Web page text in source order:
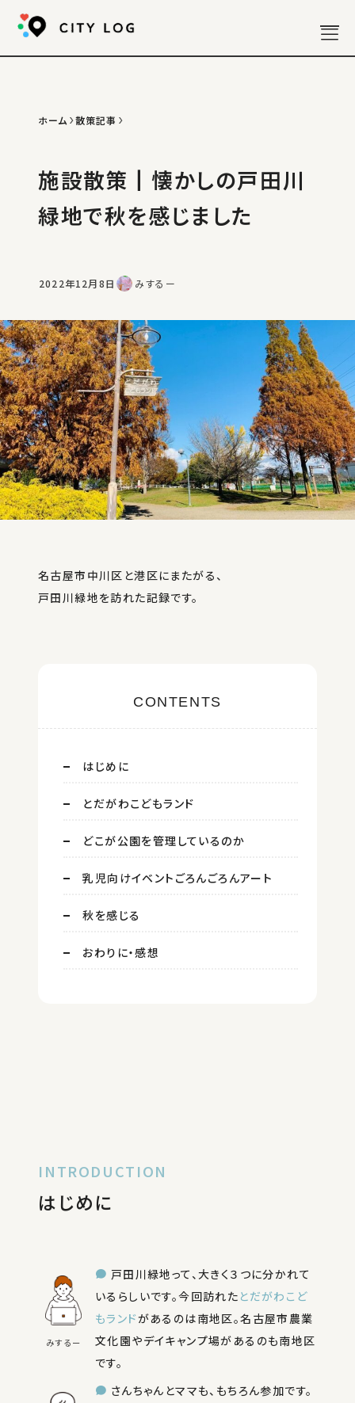
散策記事
政策記事
雑記
Twitter Instagram
ホーム 散策記事
施設散策┃懐かしの戸田川
緑地で秋を感じました
2022年12月8日 みするー
名古屋市中川区と港区にまたがる、
戸田川緑地を訪れた記録です。
CONTENTS
はじめに
とだがわこどもランド
どこが公園を管理しているのか
乳児向けイベントごろんごろんアート
秋を感じる
おわりに・感想
INTRODUCTION
はじめに
みするー
戸田川緑地って、大きく３つに分かれて
いるらしいです。今回訪れた とだがわこど
もランドがあるのは南地区。名古屋市農業
文化園やデイキャンプ場があるのも南地区
です。
さんちゃんとママも、もちろん参加です。